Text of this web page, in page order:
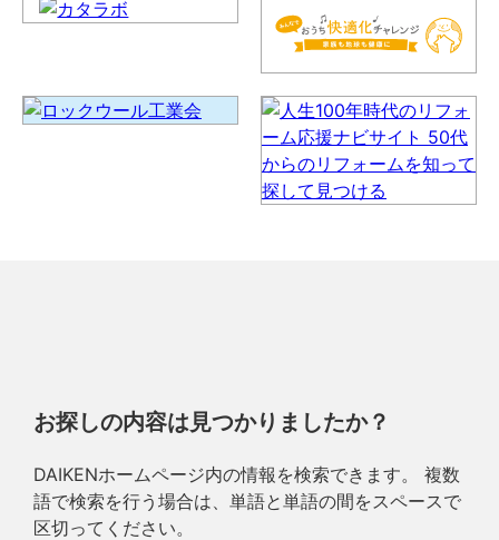
お探しの内容は見つかりましたか？
DAIKENホームページ内の情報を検索できます。 複数
語で検索を行う場合は、単語と単語の間をスペースで
区切ってください。